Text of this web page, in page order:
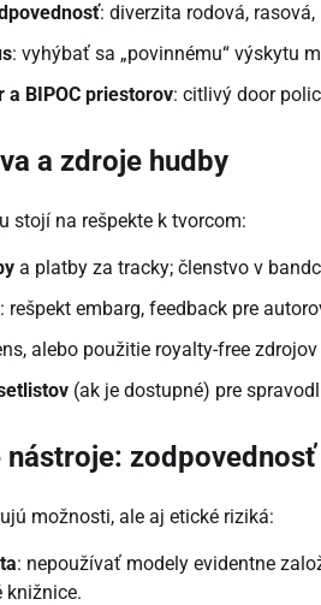
: diverzita rodová,
: vyhýbať sa „povinnému“ výskytu
a BIPOC priestorov: citlivý door
a zdroje hudby
stojí na rešpekte k tvorcom:
a platby za tracky; členstvo v
: rešpekt embarg, feedback pre
alebo použitie royalty-free
(ak je dostupné) pre
možnosti, ale aj etické riziká:
: nepoužívať modely evidentne
knižnice.